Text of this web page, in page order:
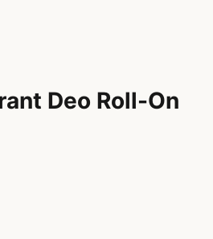
Deo Roll-On